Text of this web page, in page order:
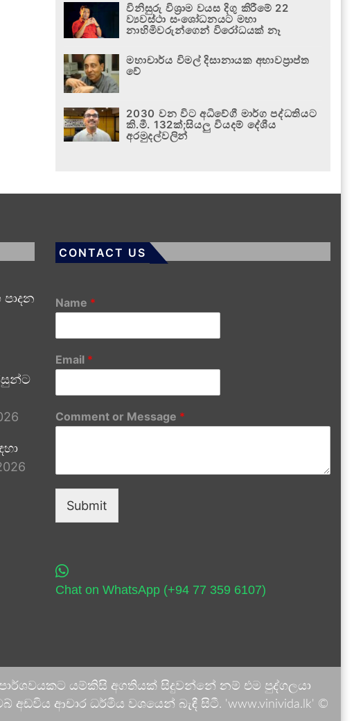
විනිසුරු විශ්‍රාම වයස දිගු කිරීමේ 22
ව්‍යවස්ථා සංශෝධනයට මහා
නාහිමිවරුන්ගෙන් විරෝධයක් නෑ
මහාචාර්ය විමල් දිසානායක අභාවප්‍රාප්ත
වේ
2030 වන විට අධිවේගී මාර්ග පද්ධතියට
කි.මී. 132ක්;සියලු වියදම් දේශීය
අරමුදල්වලින්
CONTACT US
Name *
Email *
Comment or Message *
Submit
Chat on WhatsApp (+94 77 359 6107)
යම්කිසි අගතියක් සිදුවන්නේ නම් එම පුද්ගලයා
ආචාර ධර්මීය වශයෙන් බැඳී සිටී. 'www.vinivida.lk' ©